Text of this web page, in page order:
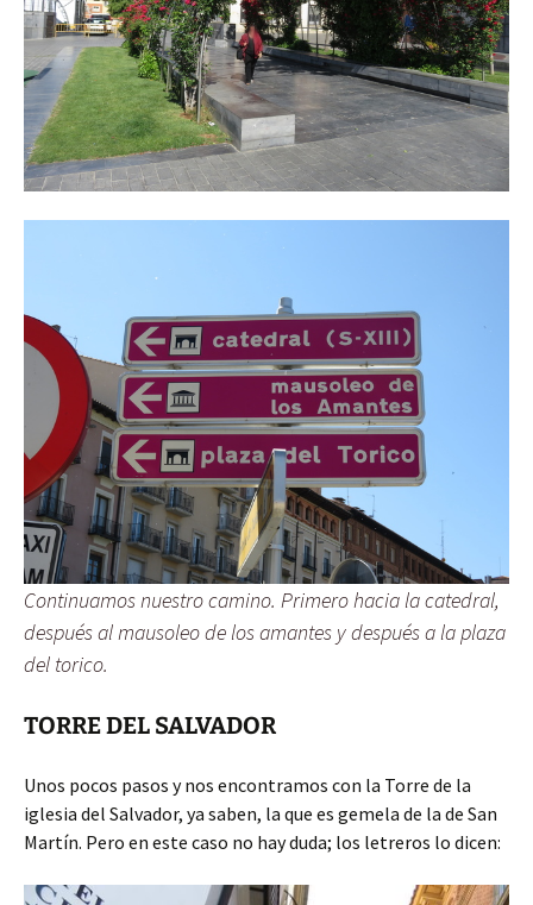
Continuamos nuestro camino. Primero hacia la catedral,
después al mausoleo de los amantes y después a la plaza
del torico.
TORRE DEL SALVADOR
Unos pocos pasos y nos encontramos con la Torre de la
iglesia del Salvador, ya saben, la que es gemela de la de San
Martín. Pero en este caso no hay duda; los letreros lo dicen: